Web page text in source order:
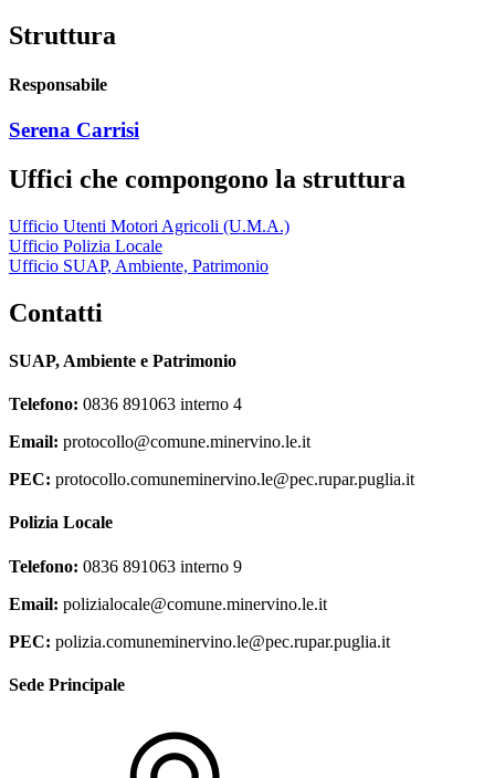
Struttura
Responsabile
Serena Carrisi
Uffici che compongono la struttura
Ufficio Utenti Motori Agricoli (U.M.A.)
Ufficio Polizia Locale
Ufficio SUAP, Ambiente, Patrimonio
Contatti
SUAP, Ambiente e Patrimonio
Telefono: 0836 891063 interno 4
Email: protocollo@comune.minervino.le.it
PEC: protocollo.comuneminervino.le@pec.rupar.puglia.it
Polizia Locale
Telefono: 0836 891063 interno 9
Email: polizialocale@comune.minervino.le.it
PEC: polizia.comuneminervino.le@pec.rupar.puglia.it
Sede Principale